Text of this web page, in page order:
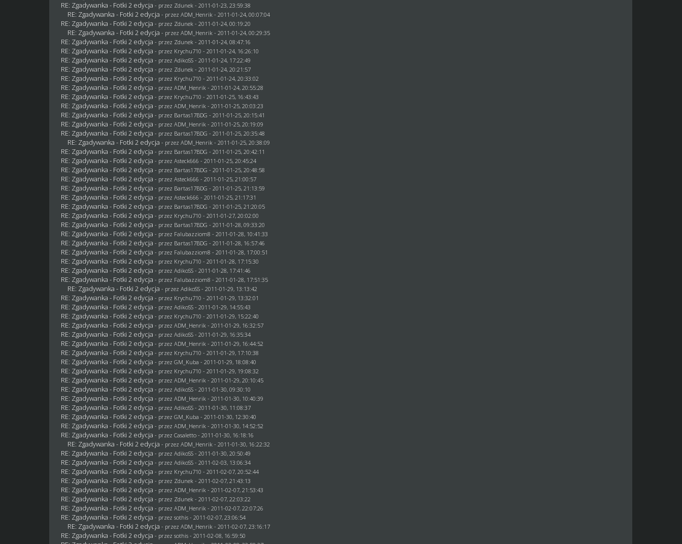
RE: Zgadywanka - Fotki 2 edycja - przez Zdunek - 2011-01-23, 23:59:38
RE: Zgadywanka - Fotki 2 edycja - przezADM_Henrik - 2011-01-24, 00:07:04
RE: Zgadywanka - Fotki 2 edycja - przez Zdunek - 2011-01-24, 00:19:20
RE: Zgadywanka - Fotki 2 edycja - przezADM_Henrik - 2011-01-24, 00:29:35
RE: Zgadywanka - Fotki 2 edycja - przez Zdunek - 2011-01-24, 08:47:16
RE: Zgadywanka - Fotki 2 edycja - przez Krychu710 - 2011-01-24, 16:26:10
RE: Zgadywanka - Fotki 2 edycja - przez AdikoSS - 2011-01-24, 17:22:49
RE: Zgadywanka - Fotki 2 edycja - przez Zdunek - 2011-01-24, 20:21:57
RE: Zgadywanka - Fotki 2 edycja - przez Krychu710 - 2011-01-24, 20:33:02
RE: Zgadywanka - Fotki 2 edycja - przezADM_Henrik - 2011-01-24, 20:55:28
RE: Zgadywanka - Fotki 2 edycja - przez Krychu710 - 2011-01-25, 16:43:43
RE: Zgadywanka - Fotki 2 edycja - przezADM_Henrik - 2011-01-25, 20:03:23
RE: Zgadywanka - Fotki 2 edycja - przez Bartas17BDG - 2011-01-25, 20:15:41
RE: Zgadywanka - Fotki 2 edycja - przezADM_Henrik - 2011-01-25, 20:19:09
RE: Zgadywanka - Fotki 2 edycja - przez Bartas17BDG - 2011-01-25, 20:35:48
RE: Zgadywanka - Fotki 2 edycja - przezADM_Henrik - 2011-01-25, 20:38:09
RE: Zgadywanka - Fotki 2 edycja - przez Bartas17BDG - 2011-01-25, 20:42:11
RE: Zgadywanka - Fotki 2 edycja - przez Asteck666 - 2011-01-25, 20:45:24
RE: Zgadywanka - Fotki 2 edycja - przez Bartas17BDG - 2011-01-25, 20:48:58
RE: Zgadywanka - Fotki 2 edycja - przez Asteck666 - 2011-01-25, 21:00:57
RE: Zgadywanka - Fotki 2 edycja - przez Bartas17BDG - 2011-01-25, 21:13:59
RE: Zgadywanka - Fotki 2 edycja - przez Asteck666 - 2011-01-25, 21:17:31
RE: Zgadywanka - Fotki 2 edycja - przez Bartas17BDG - 2011-01-25, 21:20:05
RE: Zgadywanka - Fotki 2 edycja - przez Krychu710 - 2011-01-27, 20:02:00
RE: Zgadywanka - Fotki 2 edycja - przez Bartas17BDG - 2011-01-28, 09:33:20
RE: Zgadywanka - Fotki 2 edycja - przez Falubazziom8 - 2011-01-28, 10:41:33
RE: Zgadywanka - Fotki 2 edycja - przez Bartas17BDG - 2011-01-28, 16:57:46
RE: Zgadywanka - Fotki 2 edycja - przez Falubazziom8 - 2011-01-28, 17:00:51
RE: Zgadywanka - Fotki 2 edycja - przez Krychu710 - 2011-01-28, 17:15:30
RE: Zgadywanka - Fotki 2 edycja - przez AdikoSS - 2011-01-28, 17:41:46
RE: Zgadywanka - Fotki 2 edycja - przez Falubazziom8 - 2011-01-28, 17:51:35
RE: Zgadywanka - Fotki 2 edycja - przez AdikoSS - 2011-01-29, 13:13:42
RE: Zgadywanka - Fotki 2 edycja - przez Krychu710 - 2011-01-29, 13:32:01
RE: Zgadywanka - Fotki 2 edycja - przez AdikoSS - 2011-01-29, 14:55:43
RE: Zgadywanka - Fotki 2 edycja - przez Krychu710 - 2011-01-29, 15:22:40
RE: Zgadywanka - Fotki 2 edycja - przezADM_Henrik - 2011-01-29, 16:32:57
RE: Zgadywanka - Fotki 2 edycja - przez AdikoSS - 2011-01-29, 16:35:34
RE: Zgadywanka - Fotki 2 edycja - przezADM_Henrik - 2011-01-29, 16:44:52
RE: Zgadywanka - Fotki 2 edycja - przez Krychu710 - 2011-01-29, 17:10:38
RE: Zgadywanka - Fotki 2 edycja - przezGM_Kuba - 2011-01-29, 18:08:40
RE: Zgadywanka - Fotki 2 edycja - przez Krychu710 - 2011-01-29, 19:08:32
RE: Zgadywanka - Fotki 2 edycja - przezADM_Henrik - 2011-01-29, 20:10:45
RE: Zgadywanka - Fotki 2 edycja - przez AdikoSS - 2011-01-30, 09:30:10
RE: Zgadywanka - Fotki 2 edycja - przezADM_Henrik - 2011-01-30, 10:40:39
RE: Zgadywanka - Fotki 2 edycja - przez AdikoSS - 2011-01-30, 11:08:37
RE: Zgadywanka - Fotki 2 edycja - przezGM_Kuba - 2011-01-30, 12:30:40
RE: Zgadywanka - Fotki 2 edycja - przezADM_Henrik - 2011-01-30, 14:52:52
RE: Zgadywanka - Fotki 2 edycja - przezCasaletto - 2011-01-30, 16:18:16
RE: Zgadywanka - Fotki 2 edycja - przezADM_Henrik - 2011-01-30, 16:22:32
RE: Zgadywanka - Fotki 2 edycja - przez AdikoSS - 2011-01-30, 20:50:49
RE: Zgadywanka - Fotki 2 edycja - przez AdikoSS - 2011-02-03, 13:06:34
RE: Zgadywanka - Fotki 2 edycja - przez Krychu710 - 2011-02-07, 20:52:44
RE: Zgadywanka - Fotki 2 edycja - przez Zdunek - 2011-02-07, 21:43:13
RE: Zgadywanka - Fotki 2 edycja - przezADM_Henrik - 2011-02-07, 21:53:43
RE: Zgadywanka - Fotki 2 edycja - przez Zdunek - 2011-02-07, 22:03:22
RE: Zgadywanka - Fotki 2 edycja - przezADM_Henrik - 2011-02-07, 22:07:26
RE: Zgadywanka - Fotki 2 edycja - przezsothis - 2011-02-07, 23:06:54
RE: Zgadywanka - Fotki 2 edycja - przezADM_Henrik - 2011-02-07, 23:16:17
RE: Zgadywanka - Fotki 2 edycja - przezsothis - 2011-02-08, 16:59:50